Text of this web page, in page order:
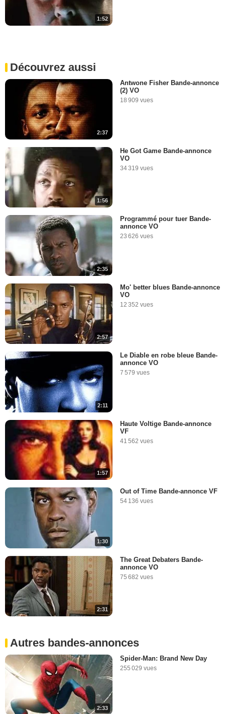
1:52
Découvrez aussi
2:37
Antwone Fisher Bande-annonce
(2) VO
18 909 vues
1:56
He Got Game Bande-annonce
VO
34 319 vues
2:35
Programmé pour tuer Bande-
annonce VO
23 626 vues
2:57
Mo' better blues Bande-annonce
VO
12 352 vues
2:11
Le Diable en robe bleue Bande-
annonce VO
7 579 vues
1:57
Haute Voltige Bande-annonce
VF
41 562 vues
1:30
Out of Time Bande-annonce VF
54 136 vues
2:31
The Great Debaters Bande-
annonce VO
75 682 vues
Autres bandes-annonces
2:33
Spider-Man: Brand New Day
255 029 vues